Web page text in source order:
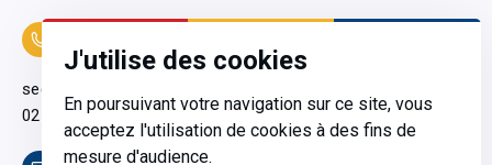
J'utilise des cookies
En poursuivant votre navigation sur ce site, vous
acceptez l'utilisation de cookies à des fins de
mesure d'audience.
secretariatgeneral@pfwb.be
02 506 38 11